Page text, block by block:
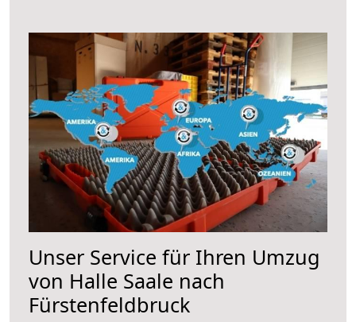
Unser Service für Ihren Umzug
von Halle Saale nach
Fürstenfeldbruck